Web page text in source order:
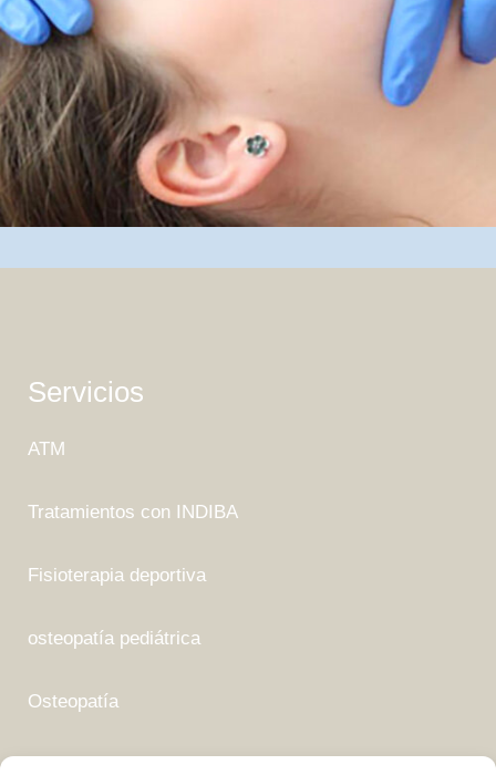
Servicios
ATM
Tratamientos con INDIBA
Fisioterapia deportiva
osteopatía pediátrica
Osteopatía